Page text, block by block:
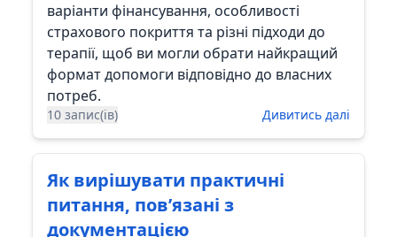
варіанти фінансування, особливості
страхового покриття та різні підходи до
терапії, щоб ви могли обрати найкращий
формат допомоги відповідно до власних
потреб.
10 запис(ів) Дивитись далі
Як вирішувати практичні
питання, пов’язані з
документацією